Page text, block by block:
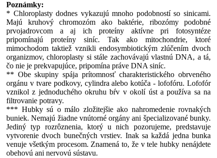
Poznámky:
* Chloroplasty dodnes vykazujú mnoho podobností so sinicami.
Majú kruhový chromozóm ako baktérie, ribozómy podobné
prvojadrovcom a aj ich proteíny aktívne pri fotosyntéze
pripomínajú proteíny siníc. Tak ako mitochondrie, ktoré
mimochodom taktiež vznikli endosymbiotickým zlúčením dvoch
organizmov, chloroplasty si stále zachovávajú vlastnú DNA, a tá,
čo nie je prekvapujúce, pripomína práve DNA siníc.
** Obe skupiny spája prítomnosť charakteristického obrveného
orgánu v tvare podkovy, cylindra alebo kotúča - lofofóru. Lofofór
vznikol z jednoduchého okruhu bŕv v okolí úst a používa sa na
filtrovanie potravy.
*** Hubky sú o málo zložitejšie ako nahromedenie rovnakých
buniek. Nemajú žiadne vnútorné orgány ani špecializované bunky.
Jediný typ rozrôznenia, ktorý u nich pozorujeme, predstavuje
vytvorenie dvoch bunečných vrstiev. Inak sa každá jedna bunka
venuje všetkým procesom. Znamená to, že v tele hubky nenájdete
obehovú ani nervovú sústavu.